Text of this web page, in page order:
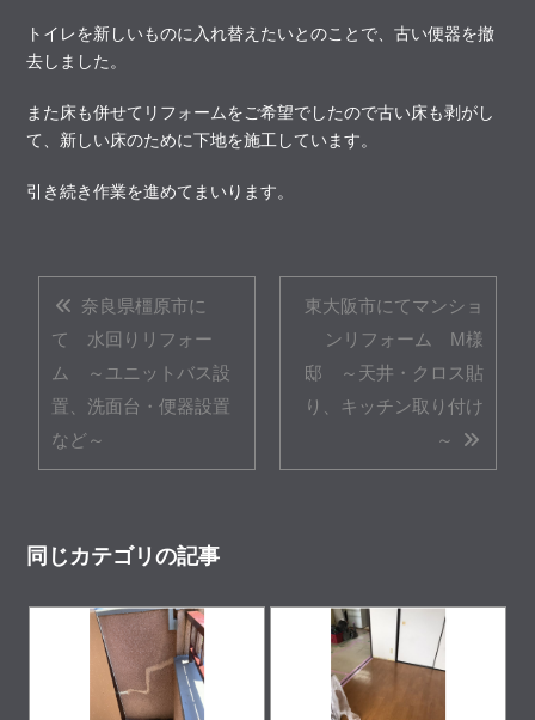
トイレを新しいものに入れ替えたいとのことで、古い便器を撤
去しました。
また床も併せてリフォームをご希望でしたので古い床も剥がし
て、新しい床のために下地を施工しています。
引き続き作業を進めてまいります。
奈良県橿原市に
て 水回りリフォー
ム ～ユニットバス設
置、洗面台・便器設置
など～
東大阪市にてマンショ
ンリフォーム M様
邸 ～天井・クロス貼
り、キッチン取り付け
～
同じカテゴリの記事